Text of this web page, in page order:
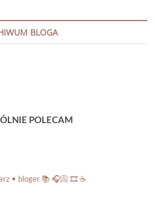
BLOGA
POLECAM
• bloger📚 🎧📀 🎞️ ☕️